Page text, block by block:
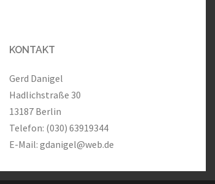
KONTAKT
Gerd Danigel
Hadlichstraße 30
13187 Berlin
Telefon: (030) 63919344
E-Mail: gdanigel@web.de